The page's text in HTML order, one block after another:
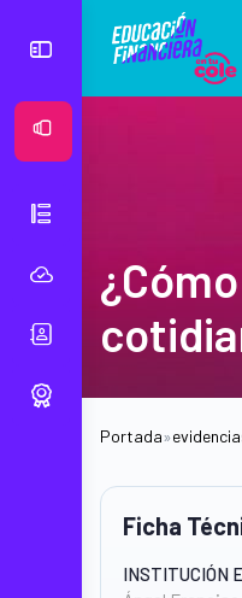
Portada»
Ficha
INSTITUCIÓN